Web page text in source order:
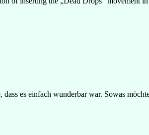
es einfach wunderbar war. Sowas